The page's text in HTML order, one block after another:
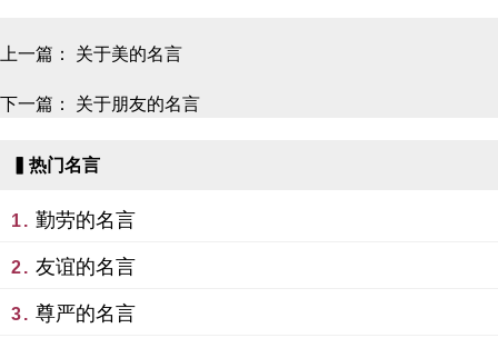
上一篇： 关于美的名言
下一篇： 关于朋友的名言
▍热门名言
1. 勤劳的名言
2. 友谊的名言
3. 尊严的名言